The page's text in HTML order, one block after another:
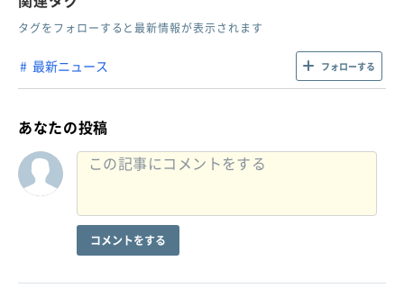
タグをフォローすると最新情報が表示されます
最新ニュース フォローする
あなたの投稿
コメントをする